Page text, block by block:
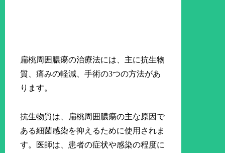
扁桃周囲膿瘍の治療法には、主に抗生物
質、痛みの軽減、手術の3つの方法があ
ります。
抗生物質は、扁桃周囲膿瘍の主な原因で
ある細菌感染を抑えるために使用されま
す。医師は、患者の症状や感染の程度に